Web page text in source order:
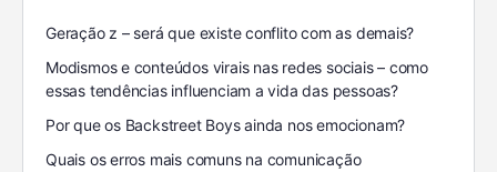
Geração z – será que existe conflito com as demais?
Modismos e conteúdos virais nas redes sociais – como
essas tendências influenciam a vida das pessoas?
Por que os Backstreet Boys ainda nos emocionam?
Quais os erros mais comuns na comunicação